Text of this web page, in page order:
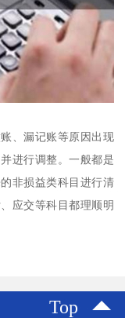
、漏记账等原因出现
进行调整。一般都是
非损益类科目进行清
应交等科目都理顺明
Top